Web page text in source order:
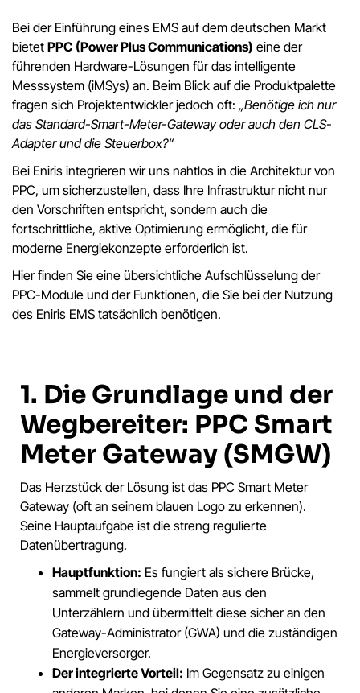
Bei der Einführung eines EMS auf dem deutschen Markt
bietet PPC (Power Plus Communications) eine der
führenden Hardware-Lösungen für das intelligente
Messsystem (iMSys) an. Beim Blick auf die Produktpalette
fragen sich Projektentwickler jedoch oft: „Benötige ich nur
das Standard-Smart-Meter-Gateway oder auch den CLS-
Adapter und die Steuerbox?“
Bei Eniris integrieren wir uns nahtlos in die Architektur von
PPC, um sicherzustellen, dass Ihre Infrastruktur nicht nur
den Vorschriften entspricht, sondern auch die
fortschrittliche, aktive Optimierung ermöglicht, die für
moderne Energiekonzepte erforderlich ist.
Hier finden Sie eine übersichtliche Aufschlüsselung der
PPC-Module und der Funktionen, die Sie bei der Nutzung
des Eniris EMS tatsächlich benötigen.
1. Die Grundlage und der
Wegbereiter: PPC Smart
Meter Gateway (SMGW)
Das Herzstück der Lösung ist das PPC Smart Meter
Gateway (oft an seinem blauen Logo zu erkennen).
Seine Hauptaufgabe ist die streng regulierte
Datenübertragung.
Hauptfunktion: Es fungiert als sichere Brücke,
sammelt grundlegende Daten aus den
Unterzählern und übermittelt diese sicher an den
Gateway-Administrator (GWA) und die zuständigen
Energieversorger.
Der integrierte Vorteil: Im Gegensatz zu einigen